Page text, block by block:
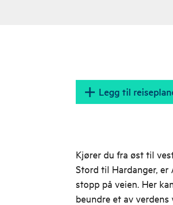
Legg til
Kjører du fra øst til
Stord til Hardanger,
stopp på veien. Her
beundre et av verdens